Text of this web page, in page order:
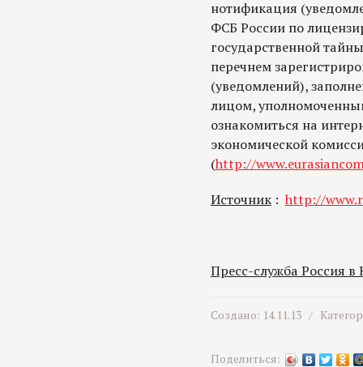
нотификация
ФСБ России по
государственной
перечнем
(уведомлений),
лицом,
ознакомиться на
экономической
(http://
Источник: http://
Пресс-служба Россия в
Создано: 14.11.13 /
Поделиться: